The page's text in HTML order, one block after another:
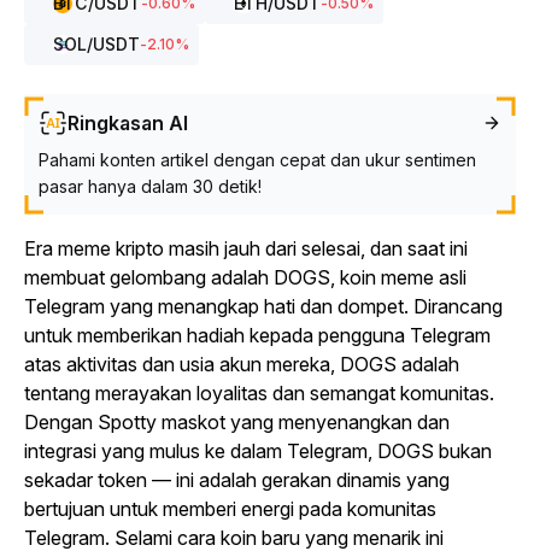
SOL/USDT-2.10%
Ringkasan AI
Pahami konten artikel dengan cepat dan ukur sentimen
pasar hanya dalam 30 detik!
Era meme kripto masih jauh dari selesai, dan saat ini
membuat gelombang adalah DOGS, koin meme asli
Telegram yang menangkap hati dan dompet. Dirancang
untuk memberikan hadiah kepada pengguna Telegram
atas aktivitas dan usia akun mereka, DOGS adalah
tentang merayakan loyalitas dan semangat komunitas.
Dengan Spotty maskot yang menyenangkan dan
integrasi yang mulus ke dalam Telegram, DOGS bukan
sekadar token — ini adalah gerakan dinamis yang
bertujuan untuk memberi energi pada komunitas
Telegram. Selami cara koin baru yang menarik ini